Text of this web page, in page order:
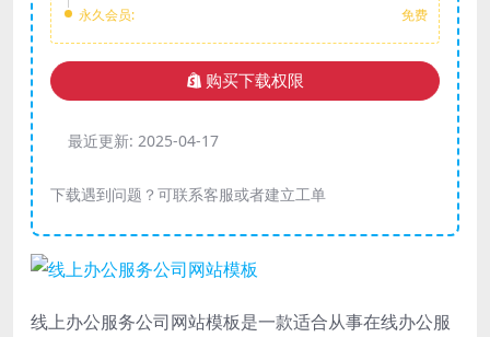
永久会员:
免费
购买下载权限
最近更新: 2025-04-17
下载遇到问题？可联系客服或者建立工单
线上办公服务公司网站模板是一款适合从事在线办公服